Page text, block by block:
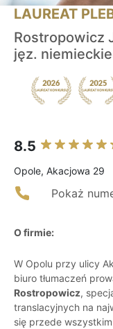
LAUREAT
Rostropowicz
jęz.
8.5
Opole, Akacjowa 29
Pokaż
O firmie:
W Opolu przy ulicy
biuro tłumaczeń
Rostropowicz,
translacyjnych na
się przede